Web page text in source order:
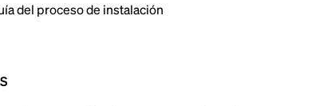
del proceso de instalación